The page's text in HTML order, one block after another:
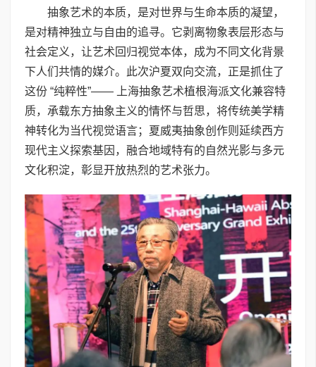
抽象艺术的本质，是对世界与生命本质的凝望，
是对精神独立与自由的追寻。它剥离物象表层形态与
社会定义，让艺术回归视觉本体，成为不同文化背景
下人们共情的媒介。此次沪夏双向交流，正是抓住了
这份 “纯粹性”—— 上海抽象艺术植根海派文化兼容特
质，承载东方抽象主义的情怀与哲思，将传统美学精
神转化为当代视觉语言；夏威夷抽象创作则延续西方
现代主义探索基因，融合地域特有的自然光影与多元
文化积淀，彰显开放热烈的艺术张力。